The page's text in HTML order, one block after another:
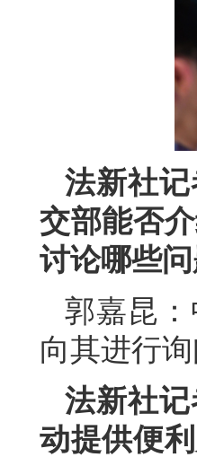
法新社
交部能否
讨论哪些问
郭嘉昆
向其进行询
法新社
动提供便